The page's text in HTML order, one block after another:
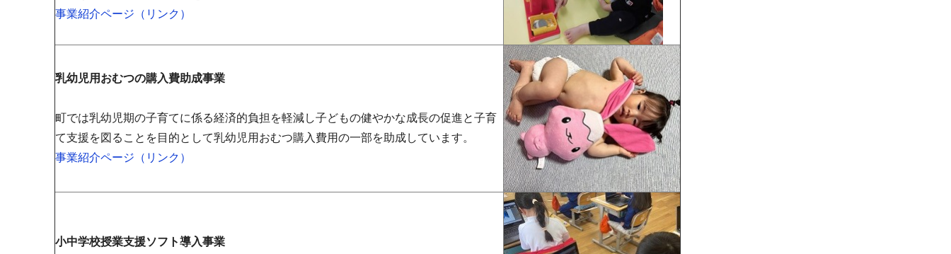
事業紹介ページ（リンク）
乳幼児用おむつの購入費助成事業
町では乳幼児期の子育てに係る経済的負担を軽減し子どもの健やかな成長の促進と子育
て支援を図ることを目的として乳幼児用おむつ購入費用の一部を助成しています。
事業紹介ページ（リンク）
小中学校授業支援ソフト導入事業